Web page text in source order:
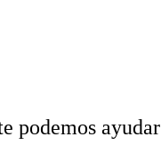
podemos ayudar